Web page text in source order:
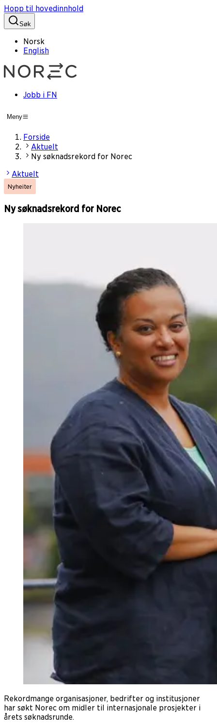
Hopp til hovedinnhold
Søk
Norsk
English
Jobb i FN
Meny
Forside
Aktuelt
Ny søknadsrekord for Norec
Aktuelt
Nyheiter
Ny søknadsrekord for Norec
Rekordmange organisasjoner, bedrifter og institusjoner
har søkt Norec om midler til internasjonale prosjekter i
årets søknadsrunde.